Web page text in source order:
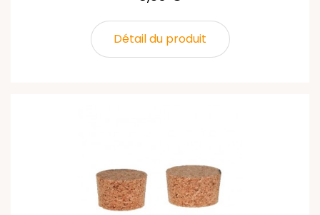
Détail du produit